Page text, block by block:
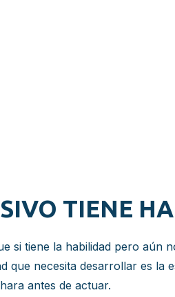
TIENE
si tiene la habilidad pero
que necesita desarrollar es
antes de actuar.